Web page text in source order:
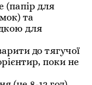
(папір для
та
для
до тягучої
поки не